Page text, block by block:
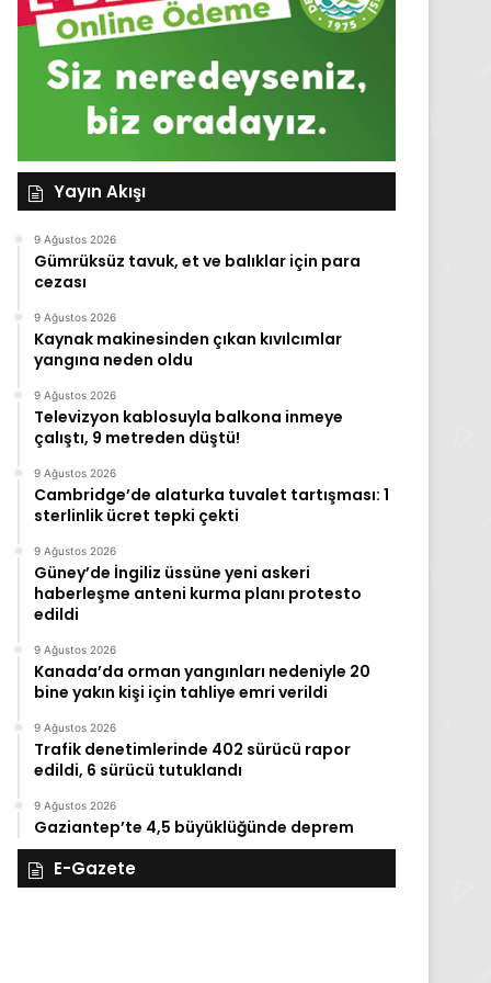
Yayın Akışı
9 Ağustos 2026
Gümrüksüz tavuk, et ve balıklar için para
cezası
9 Ağustos 2026
Kaynak makinesinden çıkan kıvılcımlar
yangına neden oldu
9 Ağustos 2026
Televizyon kablosuyla balkona inmeye
çalıştı, 9 metreden düştü!
9 Ağustos 2026
Cambridge’de alaturka tuvalet tartışması: 1
sterlinlik ücret tepki çekti
9 Ağustos 2026
Güney’de İngiliz üssüne yeni askeri
haberleşme anteni kurma planı protesto
edildi
9 Ağustos 2026
Kanada’da orman yangınları nedeniyle 20
bine yakın kişi için tahliye emri verildi
9 Ağustos 2026
Trafik denetimlerinde 402 sürücü rapor
edildi, 6 sürücü tutuklandı
9 Ağustos 2026
Gaziantep’te 4,5 büyüklüğünde deprem
E-Gazete